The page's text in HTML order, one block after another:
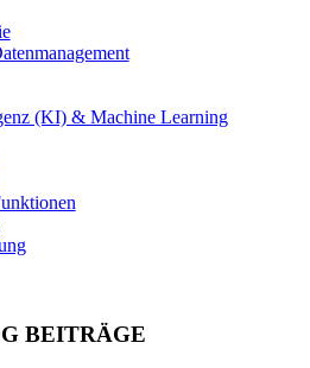
(KI) & Machine Learning
BEITRÄGE